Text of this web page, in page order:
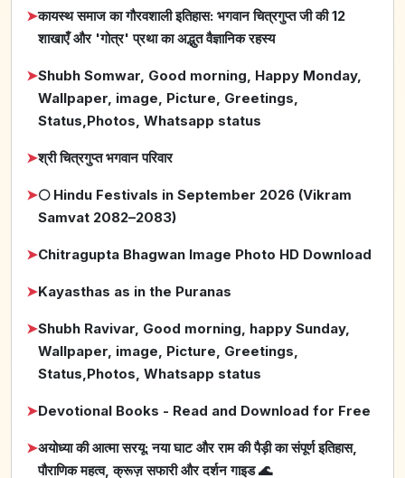
➤कायस्थ समाज का गौरवशाली इतिहास: भगवान चित्रगुप्त जी की 12
शाखाएँ और 'गोत्र' प्रथा का अद्भुत वैज्ञानिक रहस्य
➤Shubh Somwar, Good morning, Happy Monday,
Wallpaper, image, Picture, Greetings,
Status,Photos, Whatsapp status
➤श्री चित्रगुप्त भगवान परिवार
➤🌕 Hindu Festivals in September 2026 (Vikram
Samvat 2082–2083)
➤Chitragupta Bhagwan Image Photo HD Download
➤Kayasthas as in the Puranas
➤Shubh Ravivar, Good morning, happy Sunday,
Wallpaper, image, Picture, Greetings,
Status,Photos, Whatsapp status
➤Devotional Books - Read and Download for Free
➤अयोध्या की आत्मा सरयू: नया घाट और राम की पैड़ी का संपूर्ण इतिहास,
पौराणिक महत्व, क्रूज़ सफारी और दर्शन गाइड 🌊